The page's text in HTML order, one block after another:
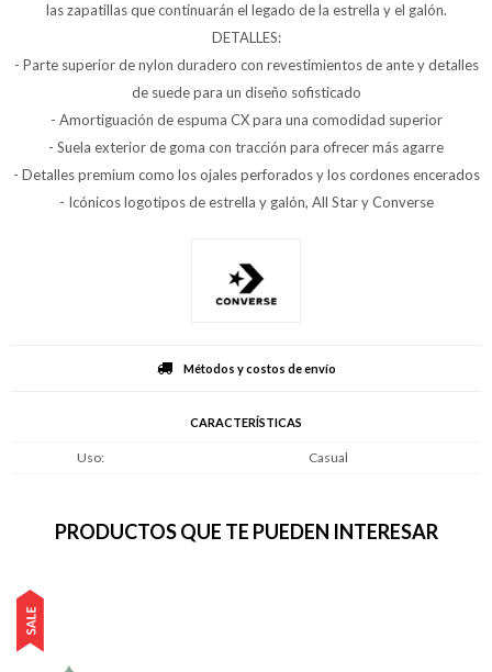
las zapatillas que continuarán el legado de la estrella y el galón.
DETALLES:
- Parte superior de nylon duradero con revestimientos de ante y detalles
de suede para un diseño sofisticado
- Amortiguación de espuma CX para una comodidad superior
- Suela exterior de goma con tracción para ofrecer más agarre
- Detalles premium como los ojales perforados y los cordones encerados
- Icónicos logotipos de estrella y galón, All Star y Converse
Métodos y costos de envío
CARACTERÍSTICAS
Uso Casual
PRODUCTOS QUE TE PUEDEN INTERESAR